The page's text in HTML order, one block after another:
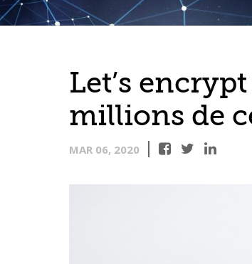
Let’s
millions de
MAR 06, 2020